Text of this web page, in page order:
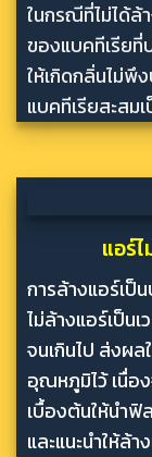
ในกรณีที่ไม่ได้ล้
ของแบคทีเรียที่
ให้เกิดกลิ่นไม่พึ
แบคทีเรียสะสม
แอร์
การล้างแอร์เป็
ไม่ล้างแอร์เป็น
จนเกินไป ส่งผล
อุณหภูมิไว้ เนื่อ
เบื้องต้นให้นำฟิ
และแนะนำให้ล้